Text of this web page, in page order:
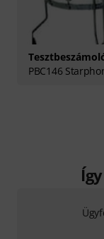
PBC146